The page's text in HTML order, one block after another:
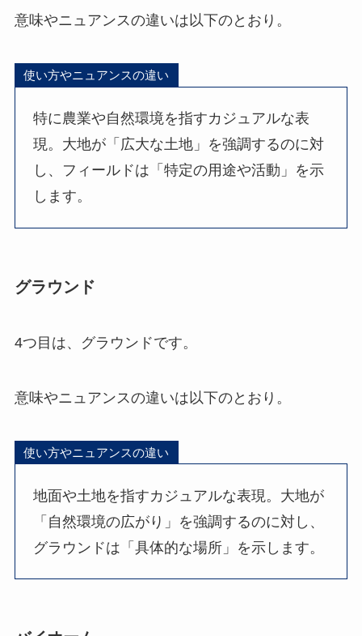
意味やニュアンスの違いは以下のとおり。
使い方やニュアンスの違い
特に農業や自然環境を指すカジュアルな表
現。大地が「広大な土地」を強調するのに対
し、フィールドは「特定の用途や活動」を示
します。
グラウンド
4つ目は、グラウンドです。
意味やニュアンスの違いは以下のとおり。
使い方やニュアンスの違い
地面や土地を指すカジュアルな表現。大地が
「自然環境の広がり」を強調するのに対し、
グラウンドは「具体的な場所」を示します。